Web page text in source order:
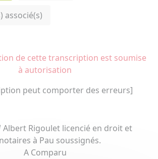
associé(s)
de cette transcription est soumise
à autorisation
peut comporter des erreurs]
Albert Rigoulet licencié en droit et
à Pau soussignés.
A Comparu